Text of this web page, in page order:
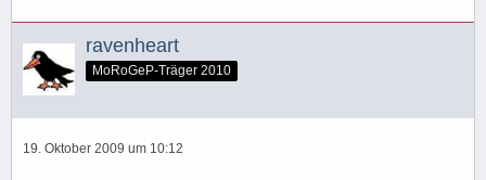
ravenheart
MoRoGeP-Träger 2010
19. Oktober 2009 um 10:12